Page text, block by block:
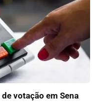
votação em Sena